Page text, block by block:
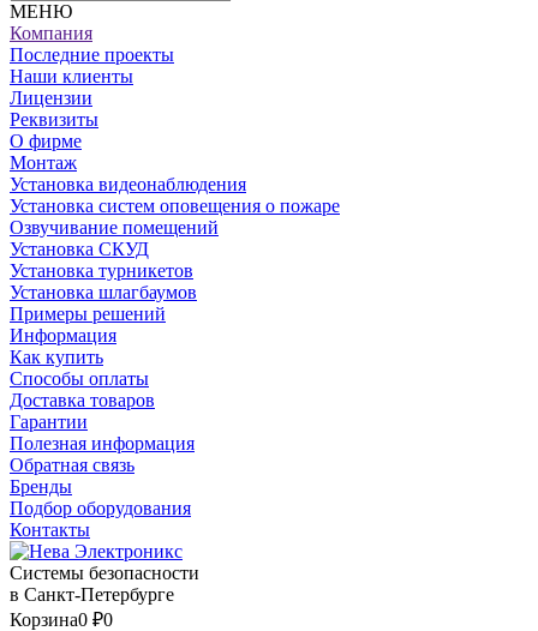
МЕНЮ
Компания
Последние проекты
Наши клиенты
Лицензии
Реквизиты
О фирме
Монтаж
Установка видеонаблюдения
Установка систем оповещения о пожаре
Озвучивание помещений
Установка СКУД
Установка турникетов
Установка шлагбаумов
Примеры решений
Информация
Как купить
Способы оплаты
Доставка товаров
Гарантии
Полезная информация
Обратная связь
Бренды
Подбор оборудования
Контакты
Системы безопасности
в Санкт-Петербурге
Корзина0 ₽0